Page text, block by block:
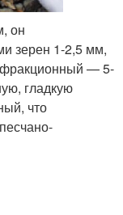
он
зерен 1-2,5 мм,
— 5-
гладкую
что